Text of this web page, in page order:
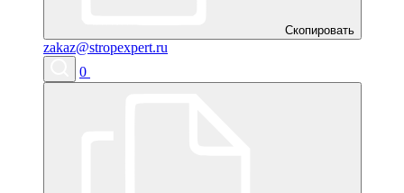
Скопировать
zakaz@stropexpert.ru
0